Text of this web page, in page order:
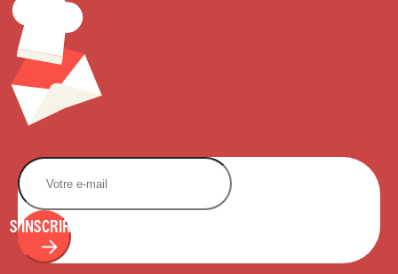
S'INSCRIRE